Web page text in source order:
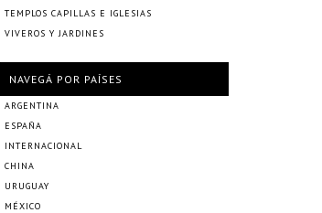
TEMPLOS CAPILLAS E IGLESIAS
VIVEROS Y JARDINES
NAVEGÁ POR PAÍSES
ARGENTINA
ESPAÑA
INTERNACIONAL
CHINA
URUGUAY
MÉXICO